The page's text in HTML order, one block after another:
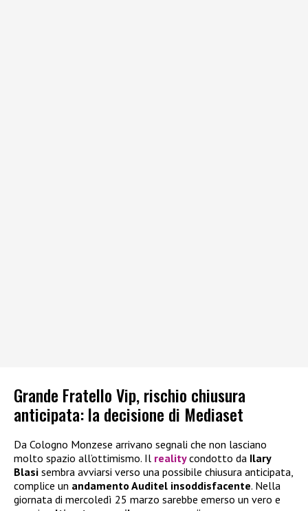
Grande Fratello Vip, rischio chiusura
anticipata: la decisione di Mediaset
Da Cologno Monzese arrivano segnali che non lasciano
molto spazio all’ottimismo. Il realitycondotto da Ilary
Blasi sembra avviarsi verso una possibile chiusura anticipata,
complice un andamento Auditel insoddisfacente. Nella
giornata di mercoledì 25 marzo sarebbe emerso un vero e